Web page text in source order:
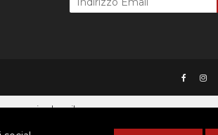
dare il consenso.